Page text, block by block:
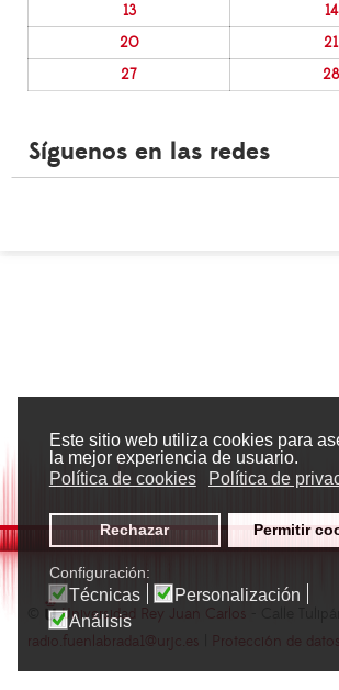
Este sitio web utiliza cookies para
la mejor experiencia de usuario.
Política de cookies
Política de
Rechazar Permitir
Configuración:
Técnicas
Personalización
Análisis
13
14
20
21
27
28
Síguenos en las redes
Universidad Rey Juan Carlos
- Calle
radio.fuenlabrada1@urjc.es
Protección de datos